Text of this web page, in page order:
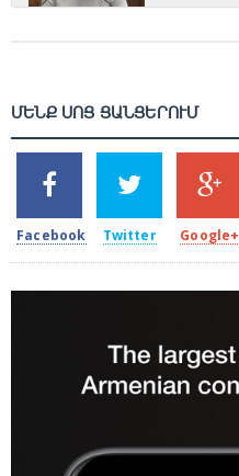
ՄԵՆՔ ՍՈՑ ՑԱՆՑԵՐՈՒՄ
2k
SHARES
Facebook
1.5k
TWEETS
Twitter
203
SHARES
Google+